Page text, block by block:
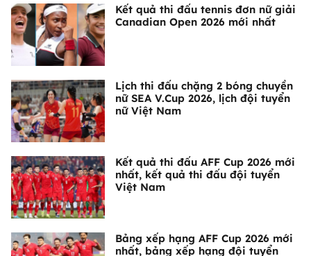
Kết quả thi đấu tennis đơn nữ giải
Canadian Open 2026 mới nhất
Lịch thi đấu chặng 2 bóng chuyền
nữ SEA V.Cup 2026, lịch đội tuyển
nữ Việt Nam
Kết quả thi đấu AFF Cup 2026 mới
nhất, kết quả thi đấu đội tuyển
Việt Nam
Bảng xếp hạng AFF Cup 2026 mới
nhất, bảng xếp hạng đội tuyển